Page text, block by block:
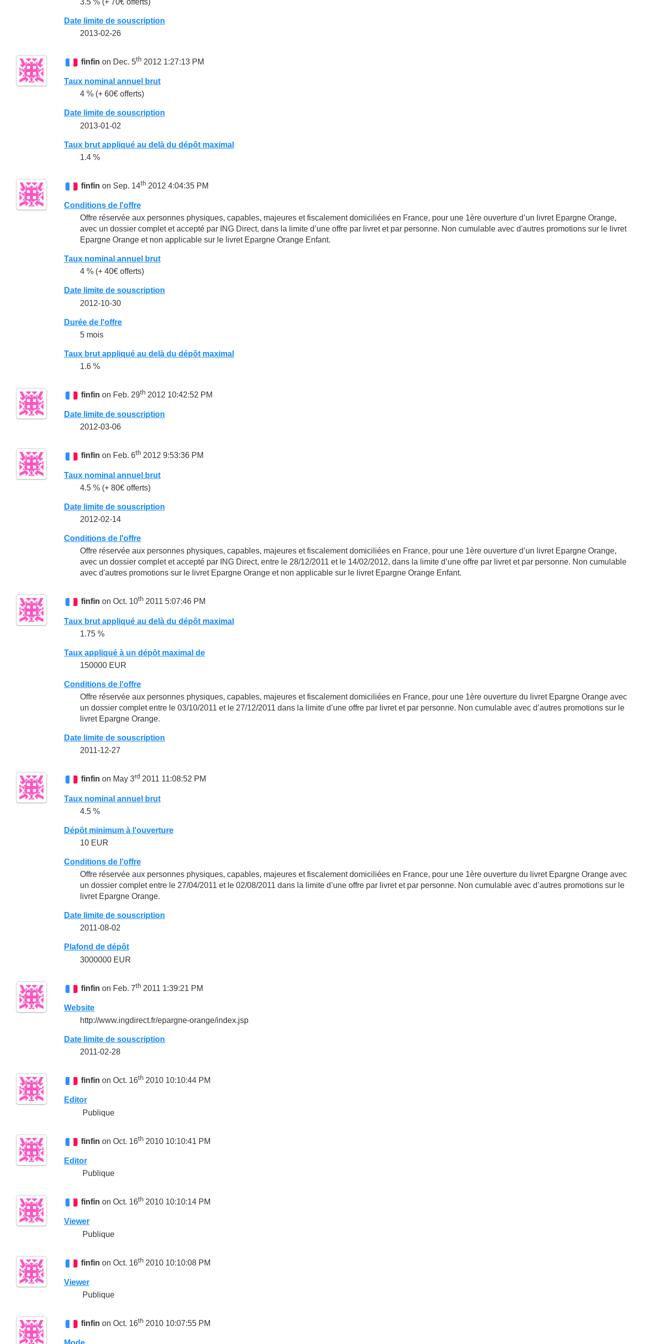
Date limite de souscription
2013-02-26
finfin on Dec. 5th 2012 1:27:13 PM
Taux nominal annuel brut
4 % (+ 60€ offerts)
Date limite de souscription
2013-01-02
Taux brut appliqué au delà du dépôt maximal
1.4 %
finfin on Sep. 14th 2012 4:04:35 PM
Conditions de l'offre
Offre réservée aux personnes physiques, capables, majeures et fiscalement domiciliées en France, pour une 1ère ouverture d’un livret Epargne Orange,
avec un dossier complet et accepté par ING Direct, dans la limite d’une offre par livret et par personne. Non cumulable avec d'autres promotions sur le livret
Epargne Orange et non applicable sur le livret Epargne Orange Enfant.
Taux nominal annuel brut
4 % (+ 40€ offerts)
Date limite de souscription
2012-10-30
Durée de l'offre
5 mois
Taux brut appliqué au delà du dépôt maximal
1.6 %
finfin on Feb. 29th 2012 10:42:52 PM
Date limite de souscription
2012-03-06
finfin on Feb. 6th 2012 9:53:36 PM
Taux nominal annuel brut
4.5 % (+ 80€ offerts)
Date limite de souscription
2012-02-14
Conditions de l'offre
Offre réservée aux personnes physiques, capables, majeures et fiscalement domiciliées en France, pour une 1ère ouverture d’un livret Epargne Orange,
avec un dossier complet et accepté par ING Direct, entre le 28/12/2011 et le 14/02/2012, dans la limite d’une offre par livret et par personne. Non cumulable
avec d'autres promotions sur le livret Epargne Orange et non applicable sur le livret Epargne Orange Enfant.
finfin on Oct. 10th 2011 5:07:46 PM
Taux brut appliqué au delà du dépôt maximal
1.75 %
Taux appliqué à un dépôt maximal de
150000 EUR
Conditions de l'offre
Offre réservée aux personnes physiques, capables, majeures et fiscalement domiciliées en France, pour une 1ère ouverture du livret Epargne Orange avec
un dossier complet entre le 03/10/2011 et le 27/12/2011 dans la limite d’une offre par livret et par personne. Non cumulable avec d’autres promotions sur le
livret Epargne Orange.
Date limite de souscription
2011-12-27
finfin on May 3rd 2011 11:08:52 PM
Taux nominal annuel brut
4.5 %
Dépôt minimum à l'ouverture
10 EUR
Conditions de l'offre
Offre réservée aux personnes physiques, capables, majeures et fiscalement domiciliées en France, pour une 1ère ouverture du livret Epargne Orange avec
un dossier complet entre le 27/04/2011 et le 02/08/2011 dans la limite d’une offre par livret et par personne. Non cumulable avec d’autres promotions sur le
livret Epargne Orange.
Date limite de souscription
2011-08-02
Plafond de dépôt
3000000 EUR
finfin on Feb. 7th 2011 1:39:21 PM
Website
http://www.ingdirect.fr/epargne-orange/index.jsp
Date limite de souscription
2011-02-28
finfin on Oct. 16th 2010 10:10:44 PM
Editor
Publique
finfin on Oct. 16th 2010 10:10:41 PM
Editor
Publique
finfin on Oct. 16th 2010 10:10:14 PM
Viewer
Publique
finfin on Oct. 16th 2010 10:10:08 PM
Viewer
Publique
finfin on Oct. 16th 2010 10:07:55 PM